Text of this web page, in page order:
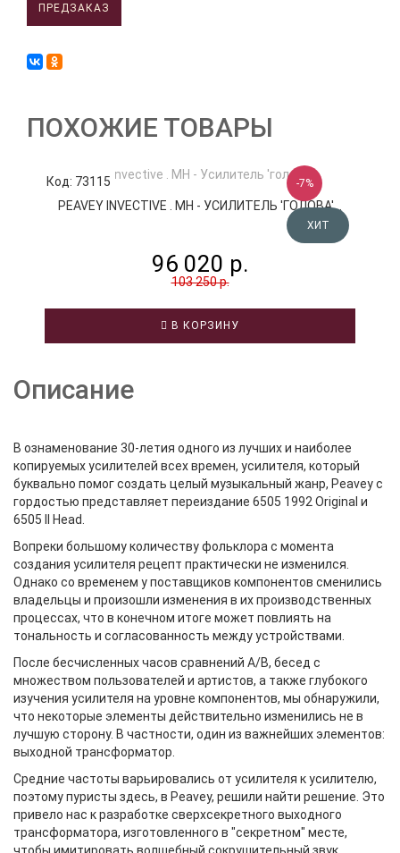
ПРЕДЗАКАЗ
ПОХОЖИЕ ТОВАРЫ
Код: 73115 -7%
ХИТ
PEAVEY INVECTIVE . MH - УСИЛИТЕЛЬ 'ГОЛОВА'...
96 020 р.
103 250 р.
В КОРЗИНУ
Описание
В ознаменование 30-летия одного из лучших и наиболее
копируемых усилителей всех времен, усилителя, который
буквально помог создать целый музыкальный жанр, Peavey с
гордостью представляет переиздание 6505 1992 Original и
6505 II Head.
Вопреки большому количеству фольклора с момента
создания усилителя рецепт практически не изменился.
Однако со временем у поставщиков компонентов сменились
владельцы и произошли изменения в их производственных
процессах, что в конечном итоге может повлиять на
тональность и согласованность между устройствами.
После бесчисленных часов сравнений A/B, бесед с
множеством пользователей и артистов, а также глубокого
изучения усилителя на уровне компонентов, мы обнаружили,
что некоторые элементы действительно изменились не в
лучшую сторону. В частности, один из важнейших элементов:
выходной трансформатор.
Средние частоты варьировались от усилителя к усилителю,
поэтому пуристы здесь, в Peavey, решили найти решение. Это
привело нас к разработке сверхсекретного выходного
трансформатора, изготовленного в "секретном" месте,